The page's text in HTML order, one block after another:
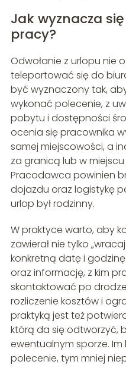
Jak wyznacza
pracy?
Odwołanie z urlopu nie
teleportować się do
być wyznaczony tak,
wykonać polecenie, z
pobytu i dostępności
ocenia się pracownika
samej miejscowości, a
za granicą lub w
Pracodawca powinien
dojazdu oraz logistykę
urlop był rodzinny.
W praktyce warto, aby
zawierał nie tylko
konkretną datę i
oraz informację, z kim
skontaktować po
rozliczenie kosztów i
praktyką jest też
którą da się odtworzyć,
ewentualnym sporze.
polecenie, tym mniej